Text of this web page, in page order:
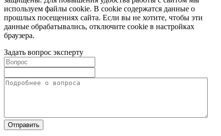
используем файлы cookie. В cookie содержатся данные о
прошлых посещениях сайта. Если вы не хотите, чтобы эти
данные обрабатывались, отключите cookie в настройках
браузера.
Задать вопрос эксперту